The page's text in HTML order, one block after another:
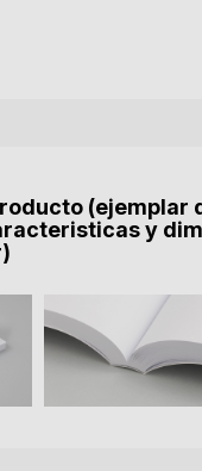
(ejemplar
y